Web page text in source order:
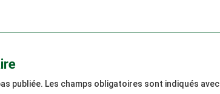
publiée. Les champs obligatoires sont indiqués avec